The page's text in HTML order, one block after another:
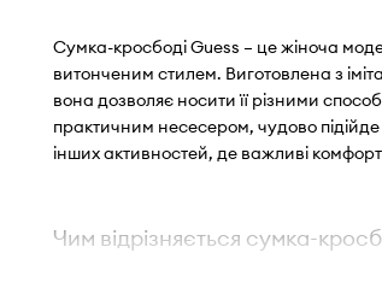
Сумка-кросбоді Guess – це жіноча
витонченим стилем. Виготовлена з
вона дозволяє носити її різними
практичним несесером, чудово підійде
інших активностей, де важливі комфорт
Чим відрізняється сумка-